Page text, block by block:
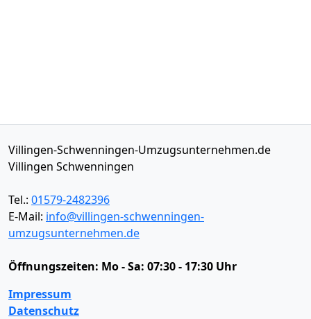
Villingen-Schwenningen-Umzugsunternehmen.de
Villingen Schwenningen
Tel.: 01579-2482396
E-Mail: info@villingen-schwenningen-
umzugsunternehmen.de
Öffnungszeiten: Mo - Sa: 07:30 - 17:30 Uhr
Impressum
Datenschutz